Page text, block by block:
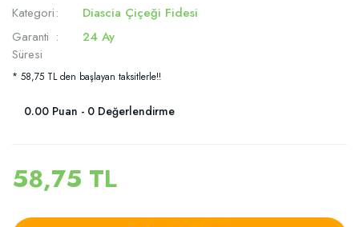
Kategori
Diascia Çiçeği Fidesi
Garanti
Süresi
24 Ay
* 58,75 TL den başlayan taksitlerle!!
0.00 Puan - 0 Değerlendirme
58,75 TL